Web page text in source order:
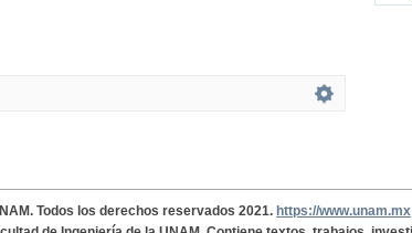
Todos los derechos reservados 2021. https://www.unam.mx